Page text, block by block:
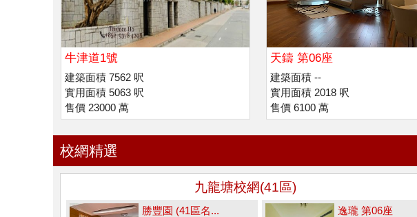
牛津道1號
建築面積 7562 呎
實用面積 5063 呎
售價 23000 萬
天鑄 第06座
建築面積 --
實用面積 2018 呎
售價 6100 萬
校網精選
九龍塘校網(41區)
勝豐園 (41區名...
逸瓏 第06座